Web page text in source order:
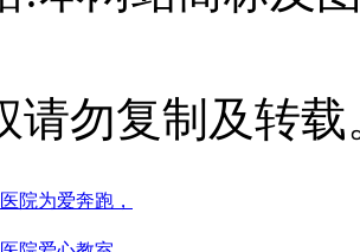
请勿复制及转
院为爱奔跑，